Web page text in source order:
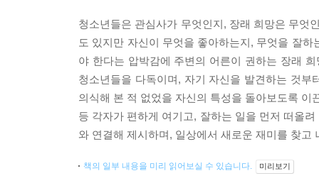
청소년들은 관심사가 무엇인지, 장래 희망은 무엇
도 있지만 자신이 무엇을 좋아하는지, 무엇을 잘
야 한다는 압박감에 주변의 어른이 권하는 장래
청소년들을 다독이며, 자기 자신을 발견하는 것
의식해 본 적 없었을 자신의 특성을 돌아보도록
등 각자가 편하게 여기고, 잘하는 일을 먼저 떠올
와 연결해 제시하며, 일상에서 새로운 재미를 찾고
책의 일부 내용을 미리 읽어보실 수 있습니다. 미리보기